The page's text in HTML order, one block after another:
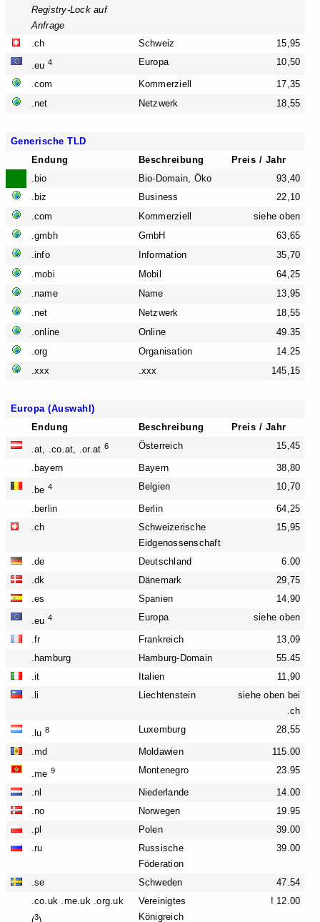
Registry-Lock auf
Anfrage
.ch Schweiz 15,95
.eu 4 Europa 10,50
.com Kommerziell
17,35
.net
Netzwerk 18,55
Generische TLD
Endung
Beschreibung
Preis / Jahr
.bio
Bio-Domain, Öko
93,40
.biz
Business
22,10
.com
Kommerziell
siehe oben
.gmbh
GmbH
63,65
.info
Information
35,70
.mobi
Mobil
64,25
.name
Name
13,95
.net
Netzwerk
18,55
.online
Online
49.35
.org
Organisation
14.25
.xxx
.xxx 145,15
Europa (Auswahl)
Endung
Beschreibung Preis / Jahr
.at, .co.at, .or.at 6 Österreich 15,45
.bayern Bayern 38,80
.be 4 Belgien 10,70
.berlin Berlin
64,25
.ch
Schweizerische
Eidgenossenschaft
15,95
.de Deutschland
6.00
.dk
Dänemark
29,75
.es
Spanien 14,90
.eu 4 Europa siehe oben
.fr Frankreich
13,09
.hamburg
Hamburg-Domain
55.45
.it
Italien
11,90
.li
Liechtenstein
siehe oben bei
.ch
.lu 8 Luxemburg 28,55
.md Moldawien 115.00
.me 9 Montenegro 23.95
.nl Niederlande
14.00
.no
Norwegen
19.95
.pl
Polen
39.00
.ru
Russische
Föderation
39.00
.se Schweden
47.54
.co.uk .me.uk .org.uk
3
Vereinigtes
Königreich
! 12.00